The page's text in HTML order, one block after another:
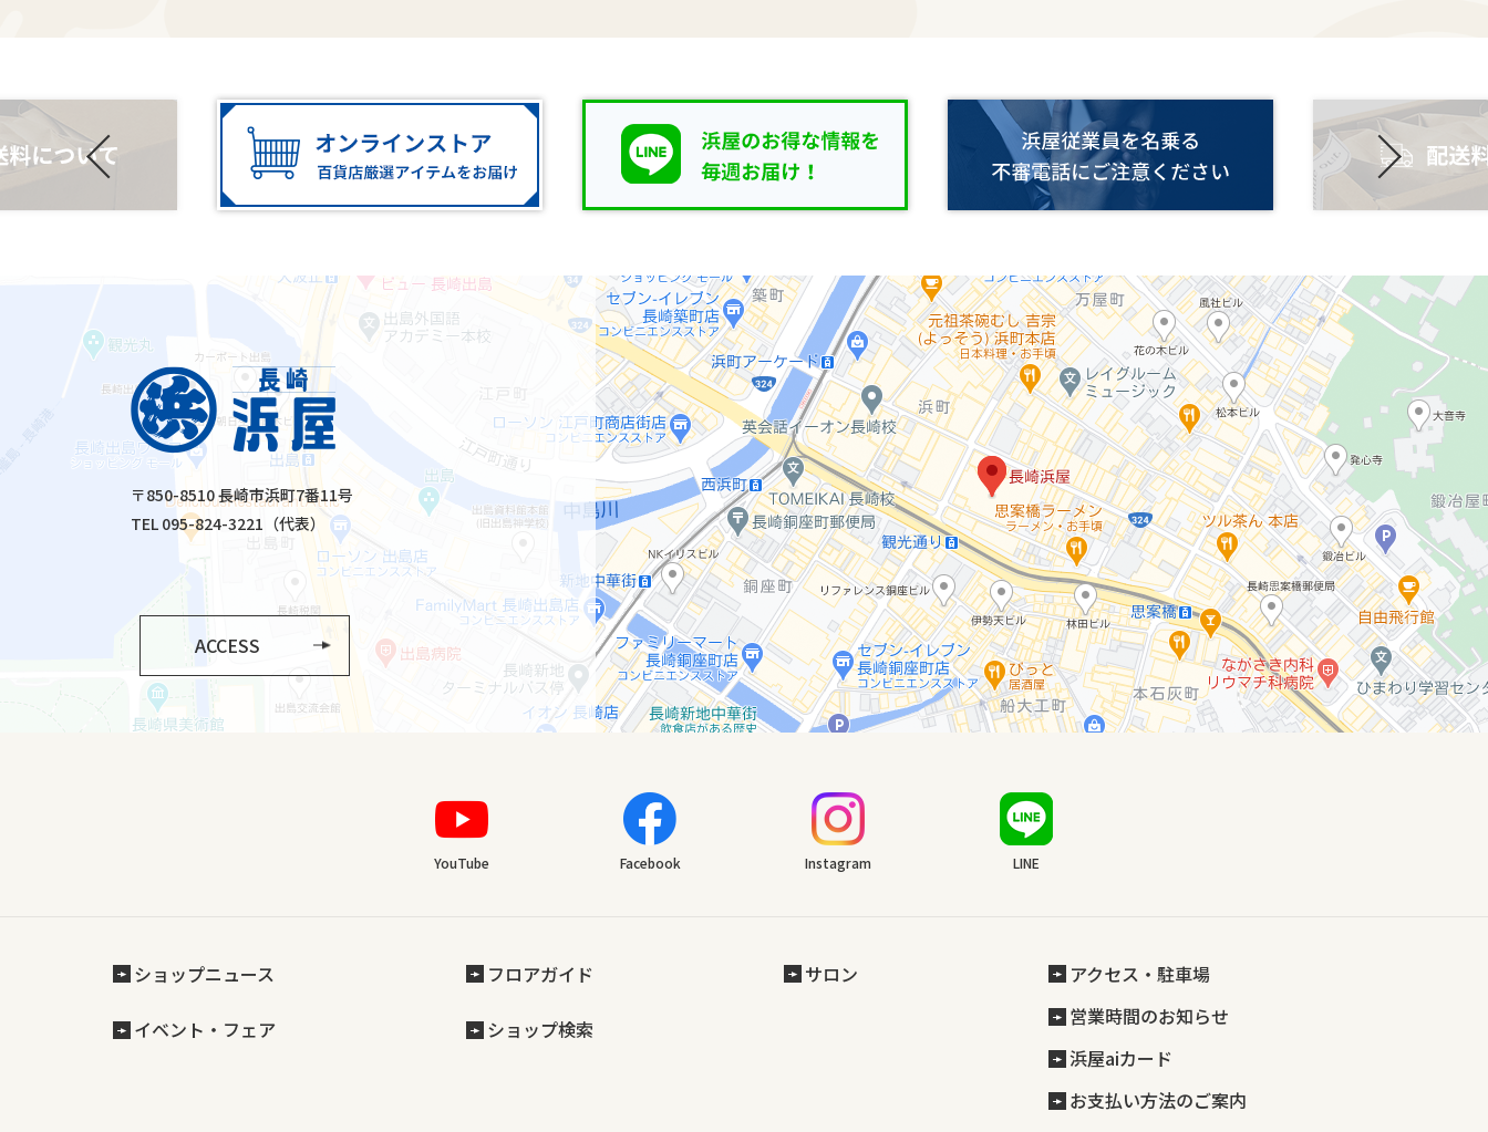
〒850-8510 長崎市浜町7番11号
TEL 095-824-3221（代表）
ACCESS
YouTube Facebook Instagram LINE
ショップニュース
イベント・フェア
フロアガイド
ショップ検索
サロン
アクセス・駐車場
営業時間のお知らせ
浜屋aiカード
お支払い方法のご案内